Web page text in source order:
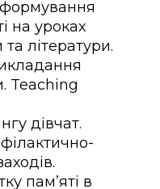
формування
на уроках
літератури.
Teaching
дівчат.
пам’яті в